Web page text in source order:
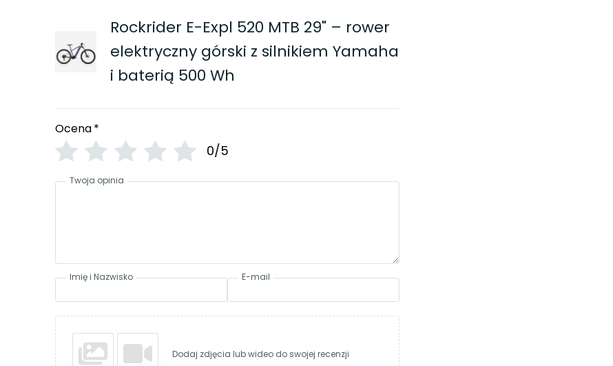
Rockrider E-Expl 520 MTB 29" – rower
elektryczny górski z silnikiem Yamaha
i baterią 500 Wh
Ocena*
0/5
Twoja opinia
Imię i Nazwisko E-mail
Dodaj zdjęcia lub wideo do swojej recenzji